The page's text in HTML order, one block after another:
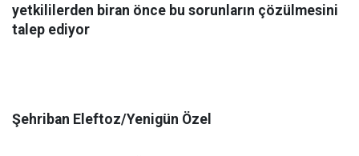
yetkililerden biran önce bu sorunların çözülmesini
talep ediyor
Şehriban Eleftoz/Yenigün Özel